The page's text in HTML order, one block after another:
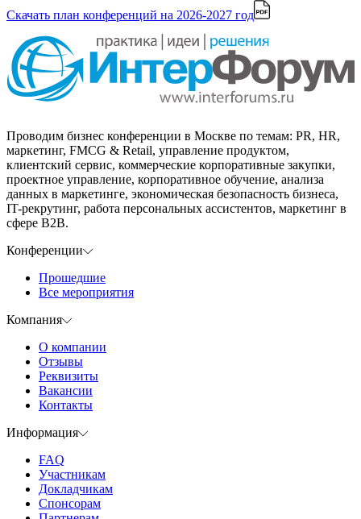
Скачать план конференций на 2026-2027 год
Проводим бизнес конференции в Москве по темам: PR, HR,
маркетинг, FMCG & Retail, управление продуктом,
клиентский сервис, коммерческие корпоративные закупки,
проектное управление, корпоративное обучение, анализа
данных в маркетинге, экономическая безопасность бизнеса,
IT-рекрутинг, работа персональных ассистентов, маркетинг в
сфере B2B.
Конференции
Прошедшие
Все мероприятия
Компания
О компании
Отзывы
Реквизиты
Вакансии
Контакты
Информация
FAQ
Участникам
Докладчикам
Спонсорам